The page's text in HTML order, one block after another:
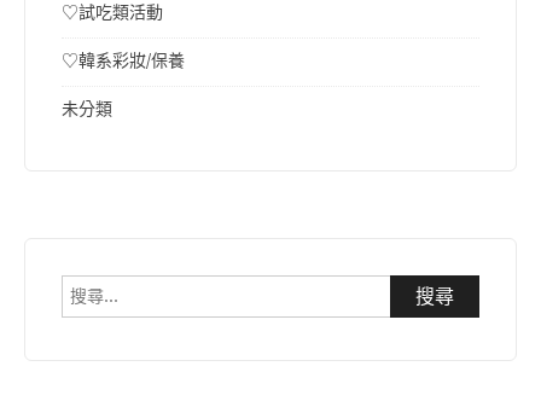
♡試吃類活動
♡韓系彩妝/保養
未分類
搜